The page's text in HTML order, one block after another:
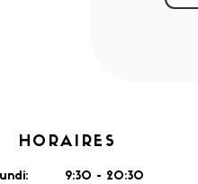
HORAIRES
9:30 - 20:30